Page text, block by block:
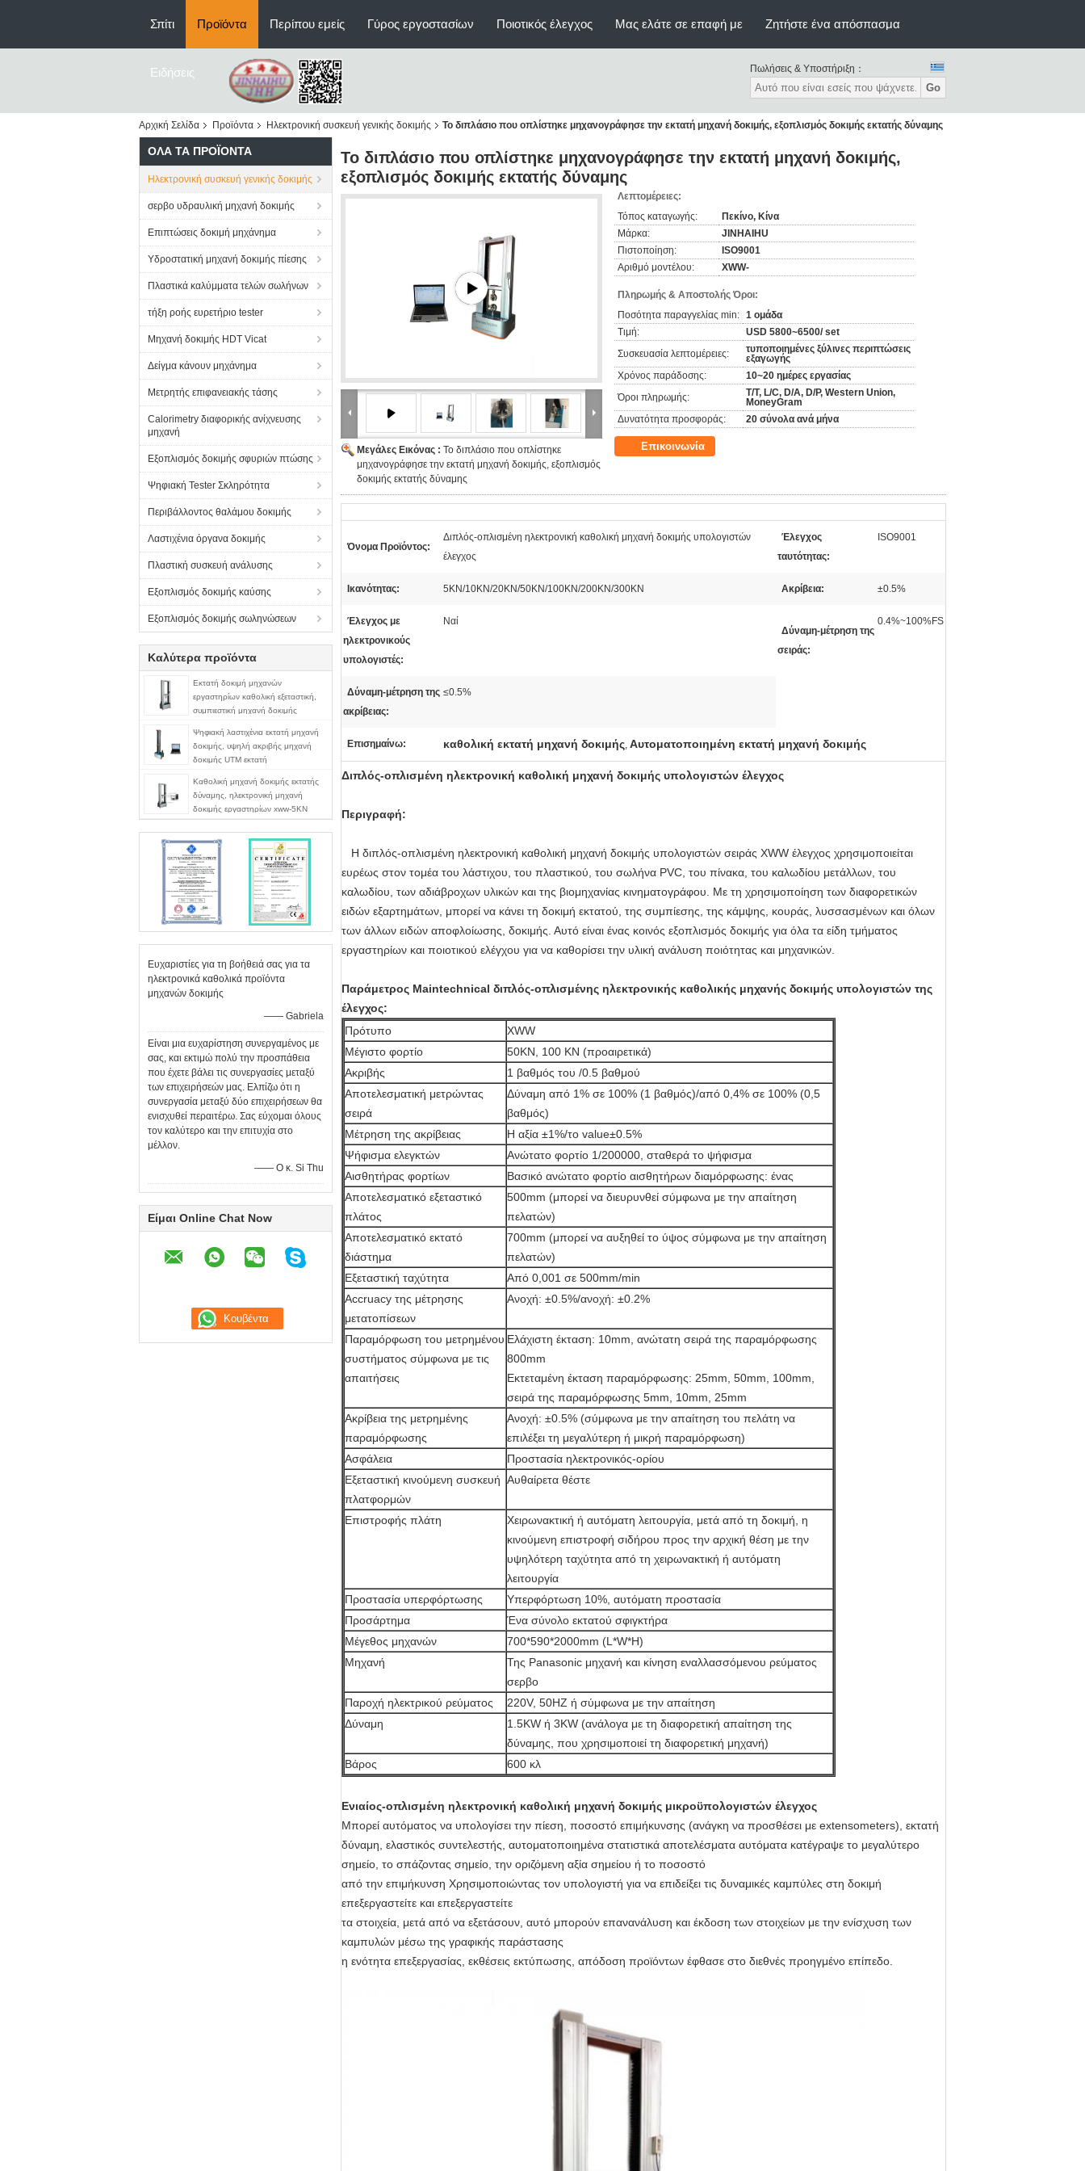
Σπίτι Προϊόντα Περίπου εμείς Γύρος εργοστασίων Ποιοτικός έλεγχος Μας ελάτε σε επαφή με Ζητήστε ένα απόσπασμα
Ειδήσεις Πωλήσεις & Υποστήριξη：
Go
Αρχική Σελίδα Προϊόντα Ηλεκτρονική συσκευή γενικής δοκιμής Το διπλάσιο που οπλίστηκε μηχανογράφησε την εκτατή μηχανή δοκιμής, εξοπλισμός δοκιμής εκτατής δύναμης
ΌΛΑ ΤΑ ΠΡΟΪΌΝΤΑ
Ηλεκτρονική συσκευή γενικής δοκιμής
σερβο υδραυλική μηχανή δοκιμής
Επιπτώσεις δοκιμή μηχάνημα
Υδροστατική μηχανή δοκιμής πίεσης
Πλαστικά καλύμματα τελών σωλήνων
τήξη ροής ευρετήριο tester
Μηχανή δοκιμής HDT Vicat
Δείγμα κάνουν μηχάνημα
Μετρητής επιφανειακής τάσης
Calorimetry διαφορικής ανίχνευσης
μηχανή
Εξοπλισμός δοκιμής σφυριών πτώσης
Ψηφιακή Tester Σκληρότητα
Περιβάλλοντος θαλάμου δοκιμής
Λαστιχένια όργανα δοκιμής
Πλαστική συσκευή ανάλυσης
Εξοπλισμός δοκιμής καύσης
Εξοπλισμός δοκιμής σωληνώσεων
Καλύτερα προϊόντα
Εκτατή δοκιμή μηχανών
εργαστηρίων καθολική εξεταστική,
συμπιεστική μηχανή δοκιμής
Ψηφιακή λαστιχένια εκτατή μηχανή
δοκιμής, υψηλή ακριβής μηχανή
δοκιμής UTM εκτατή
Καθολική μηχανή δοκιμής εκτατής
δύναμης, ηλεκτρονική μηχανή
δοκιμής εργαστηρίων xww-5KN
Ευχαριστίες για τη βοήθειά σας για τα
ηλεκτρονικά καθολικά προϊόντα
μηχανών δοκιμής
—— Gabriela
Είναι μια ευχαρίστηση συνεργαμένος με
σας, και εκτιμώ πολύ την προσπάθεια
που έχετε βάλει τις συνεργασίες μεταξύ
των επιχειρήσεών μας. Ελπίζω ότι η
συνεργασία μεταξύ δύο επιχειρήσεων θα
ενισχυθεί περαιτέρω. Σας εύχομαι όλους
τον καλύτερο και την επιτυχία στο
μέλλον.
—— Ο κ. Si Thu
Είμαι Online Chat Now
Το διπλάσιο που οπλίστηκε μηχανογράφησε την εκτατή μηχανή δοκιμής,
εξοπλισμός δοκιμής εκτατής δύναμης
Μεγάλες Εικόνας : Το διπλάσιο που οπλίστηκε
μηχανογράφησε την εκτατή μηχανή δοκιμής, εξοπλισμός
δοκιμής εκτατής δύναμης
Λεπτομέρειες:
Τόπος καταγωγής:
Πεκίνο, Κίνα
Μάρκα:
JINHAIHU
Πιστοποίηση:
ISO9001
Αριθμό μοντέλου:
XWW-
Πληρωμής & Αποστολής Όροι:
Ποσότητα παραγγελίας min: 1 ομάδα
Τιμή:
USD 5800~6500/ set
Συσκευασία λεπτομέρειες:
τυποποιημένες ξύλινες περιπτώσεις
εξαγωγής
Χρόνος παράδοσης:
10~20 ημέρες εργασίας
Όροι πληρωμής:
T/T, L/C, D/A, D/P, Western Union,
MoneyGram
Δυνατότητα προσφοράς:
20 σύνολα ανά μήνα
Επικοινωνία
Όνομα Προϊόντος:
Διπλός-οπλισμένη ηλεκτρονική καθολική μηχανή δοκιμής υπολογιστών
έλεγχος
Έλεγχος
ταυτότητας:
ISO9001
Ικανότητας: 5KN/10KN/20KN/50KN/100KN/200KN/300KN Ακρίβεια: ±0.5%
Έλεγχος με
ηλεκτρονικούς
υπολογιστές:
Ναί
Δύναμη-μέτρηση της
σειράς:
0.4%~100%FS
Δύναμη-μέτρηση της
ακρίβειας:
≤0.5%
Επισημαίνω: καθολική εκτατή μηχανή δοκιμής, Αυτοματοποιημένη εκτατή μηχανή δοκιμής
Διπλός-οπλισμένη ηλεκτρονική καθολική μηχανή δοκιμής υπολογιστών έλεγχος
Περιγραφή:
Η διπλός-οπλισμένη ηλεκτρονική καθολική μηχανή δοκιμής υπολογιστών σειράς XWW έλεγχος χρησιμοποιείται
ευρέως στον τομέα του λάστιχου, του πλαστικού, του σωλήνα PVC, του πίνακα, του καλωδίου μετάλλων, του
καλωδίου, των αδιάβροχων υλικών και της βιομηχανίας κινηματογράφου. Με τη χρησιμοποίηση των διαφορετικών
ειδών εξαρτημάτων, μπορεί να κάνει τη δοκιμή εκτατού, της συμπίεσης, της κάμψης, κουράς, λυσσασμένων και όλων
των άλλων ειδών αποφλοίωσης, δοκιμής. Αυτό είναι ένας κοινός εξοπλισμός δοκιμής για όλα τα είδη τμήματος
εργαστηρίων και ποιοτικού ελέγχου για να καθορίσει την υλική ανάλυση ποιότητας και μηχανικών.
Παράμετρος Maintechnical διπλός-οπλισμένης ηλεκτρονικής καθολικής μηχανής δοκιμής υπολογιστών της
έλεγχος:
Πρότυπο
XWW
Μέγιστο φορτίο
50KN, 100 KN (προαιρετικά)
Ακριβής
1 βαθμός του /0.5 βαθμού
Αποτελεσματική μετρώντας
σειρά
Δύναμη από 1% σε 100% (1 βαθμός)/από 0,4% σε 100% (0,5
βαθμός)
Μέτρηση της ακρίβειας
Η αξία ±1%/το value±0.5%
Ψήφισμα ελεγκτών
Ανώτατο φορτίο 1/200000, σταθερά το ψήφισμα
Αισθητήρας φορτίων
Βασικό ανώτατο φορτίο αισθητήρων διαμόρφωσης: ένας
Αποτελεσματικό εξεταστικό
πλάτος
500mm (μπορεί να διευρυνθεί σύμφωνα με την απαίτηση
πελατών)
Αποτελεσματικό εκτατό
διάστημα
700mm (μπορεί να αυξηθεί το ύψος σύμφωνα με την απαίτηση
πελατών)
Εξεταστική ταχύτητα
Από 0,001 σε 500mm/min
Accruacy της μέτρησης
μετατοπίσεων
Ανοχή: ±0.5%/ανοχή: ±0.2%
Παραμόρφωση του μετρημένου
συστήματος σύμφωνα με τις
απαιτήσεις
Ελάχιστη έκταση: 10mm, ανώτατη σειρά της παραμόρφωσης
800mm
Εκτεταμένη έκταση παραμόρφωσης: 25mm, 50mm, 100mm,
σειρά της παραμόρφωσης 5mm, 10mm, 25mm
Ακρίβεια της μετρημένης
παραμόρφωσης
Ανοχή: ±0.5% (σύμφωνα με την απαίτηση του πελάτη να
επιλέξει τη μεγαλύτερη ή μικρή παραμόρφωση)
Ασφάλεια
Προστασία ηλεκτρονικός-ορίου
Εξεταστική κινούμενη συσκευή
πλατφορμών
Αυθαίρετα θέστε
Επιστροφής πλάτη
Χειρωνακτική ή αυτόματη λειτουργία, μετά από τη δοκιμή, η
κινούμενη επιστροφή σιδήρου προς την αρχική θέση με την
υψηλότερη ταχύτητα από τη χειρωνακτική ή αυτόματη
λειτουργία
Προστασία υπερφόρτωσης
Υπερφόρτωση 10%, αυτόματη προστασία
Προσάρτημα
Ένα σύνολο εκτατού σφιγκτήρα
Μέγεθος μηχανών
700*590*2000mm (L*W*H)
Μηχανή
Της Panasonic μηχανή και κίνηση εναλλασσόμενου ρεύματος
σερβο
Παροχή ηλεκτρικού ρεύματος
220V, 50HZ ή σύμφωνα με την απαίτηση
Δύναμη
1.5KW ή 3KW (ανάλογα με τη διαφορετική απαίτηση της
δύναμης, που χρησιμοποιεί τη διαφορετική μηχανή)
Βάρος
600 κλ
Ενιαίος-οπλισμένη ηλεκτρονική καθολική μηχανή δοκιμής μικροϋπολογιστών έλεγχος
Μπορεί αυτόματος να υπολογίσει την πίεση, ποσοστό επιμήκυνσης (ανάγκη να προσθέσει με extensometers), εκτατή
δύναμη, ελαστικός συντελεστής, αυτοματοποιημένα στατιστικά αποτελέσματα αυτόματα κατέγραψε το μεγαλύτερο
σημείο, το σπάζοντας σημείο, την οριζόμενη αξία σημείου ή το ποσοστό
από την επιμήκυνση Χρησιμοποιώντας τον υπολογιστή για να επιδείξει τις δυναμικές καμπύλες στη δοκιμή
επεξεργαστείτε και επεξεργαστείτε
τα στοιχεία, μετά από να εξετάσουν, αυτό μπορούν επανανάλυση και έκδοση των στοιχείων με την ενίσχυση των
καμπυλών μέσω της γραφικής παράστασης
η ενότητα επεξεργασίας, εκθέσεις εκτύπωσης, απόδοση προϊόντων έφθασε στο διεθνές προηγμένο επίπεδο.